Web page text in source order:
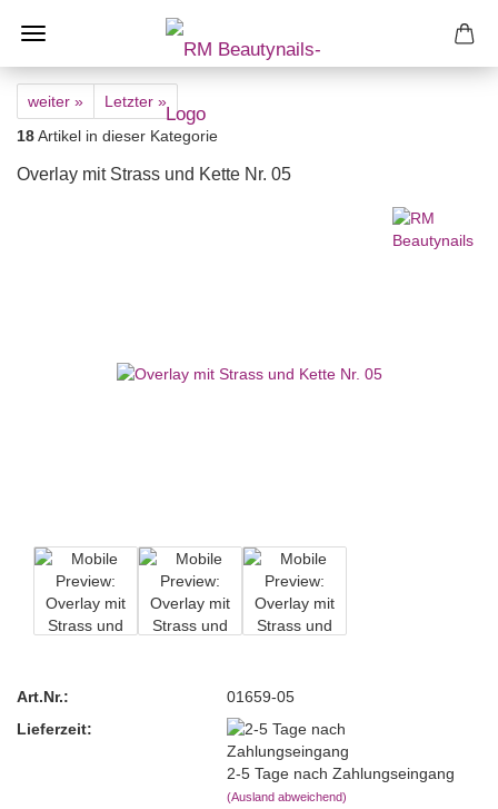
weiter »
Letzter »
18Artikel in dieser Kategorie
Overlay mit Strass und Kette Nr. 05
Art.Nr.:
01659-05
Lieferzeit:
2-5 Tage nach Zahlungseingang
(Ausland abweichend)